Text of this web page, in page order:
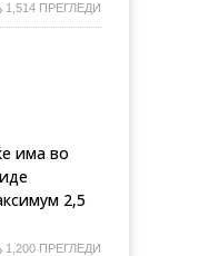
1,514 ПРЕГЛЕДИ
има во
2,5
1,200 ПРЕГЛЕДИ